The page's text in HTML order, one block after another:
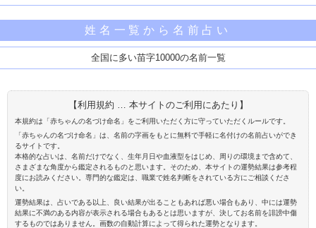
姓名一覧から名前占い
全国に多い苗字10000の名前一覧
【利用規約 … 本サイトのご利用にあたり】
本規約は「赤ちゃんの名づけ命名」をご利用いただく方に守っていただくルールです。
「赤ちゃんの名づけ命名」は、名前の字画をもとに無料で手軽に名付けの名前占いができ
るサイトです。
本格的な占いは、名前だけでなく、生年月日や血液型をはじめ、周りの環境まで含めて、
さまざまな角度から鑑定されるものと思います。そのため、本サイトの運勢結果は参考程
度にお読みください。専門的な鑑定は、職業で姓名判断をされている方にご相談くださ
い。
運勢結果は、占いである以上、良い結果が出ることもあれば悪い場合もあり、中には運勢
結果に不満のある内容が表示される場合もあるとは思いますが、決してお名前を誹謗中傷
するものではありません。画数の自動計算によって得られた運勢となります。